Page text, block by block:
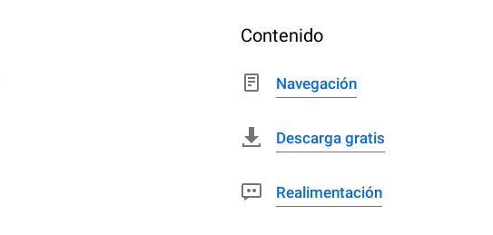
Contenido
Navegación
Descarga gratis
Realimentación